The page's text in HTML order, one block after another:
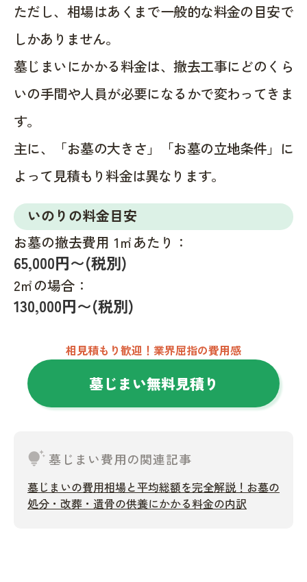
ただし、相場はあくまで一般的な料金の目安で
しかありません。
墓じまいにかかる料金は、撤去工事にどのくら
いの手間や人員が必要になるかで変わってきま
す。
主に、「お墓の大きさ」「お墓の立地条件」に
よって見積もり料金は異なります。
いのりの料金目安
お墓の撤去費用 1㎡あたり：
65,000円〜(税別)
2㎡の場合：
130,000円〜(税別)
相見積もり歓迎！業界屈指の費用感
墓じまい無料見積り
tips_and_updates墓じまい費用の関連記事
墓じまいの費用相場と平均総額を完全解説！お墓の
処分・改葬・遺骨の供養にかかる料金の内訳